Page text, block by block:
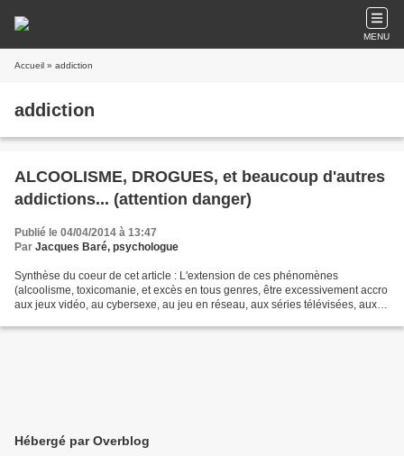
MENU
Accueil » addiction
addiction
ALCOOLISME, DROGUES, et beaucoup d'autres
addictions... (attention danger)
Publié le 04/04/2014 à 13:47
Par Jacques Baré, psychologue
Synthèse du coeur de cet article : L'extension de ces phénomènes
(alcoolisme, toxicomanie, et excès en tous genres, être excessivement accro
aux jeux vidéo, au cybersexe, au jeu en réseau, aux séries télévisées, aux
Hébergé par Overblog